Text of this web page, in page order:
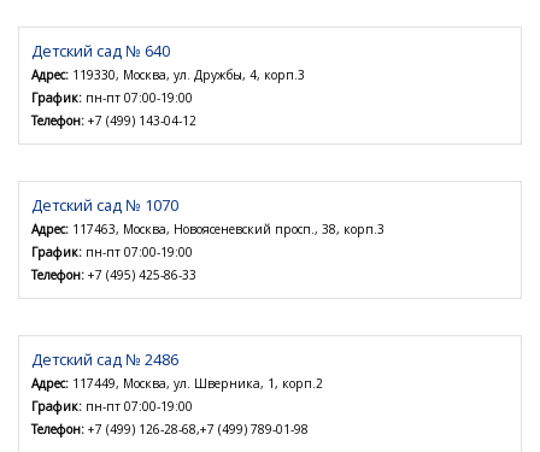
Детский сад № 640
Адрес: 119330, Москва, ул. Дружбы, 4, корп.3
График: пн-пт 07:00-19:00
Телефон: +7 (499) 143-04-12
Детский сад № 1070
Адрес: 117463, Москва, Новоясеневский просп., 38, корп.3
График: пн-пт 07:00-19:00
Телефон: +7 (495) 425-86-33
Детский сад № 2486
Адрес: 117449, Москва, ул. Шверника, 1, корп.2
График: пн-пт 07:00-19:00
Телефон: +7 (499) 126-28-68,+7 (499) 789-01-98